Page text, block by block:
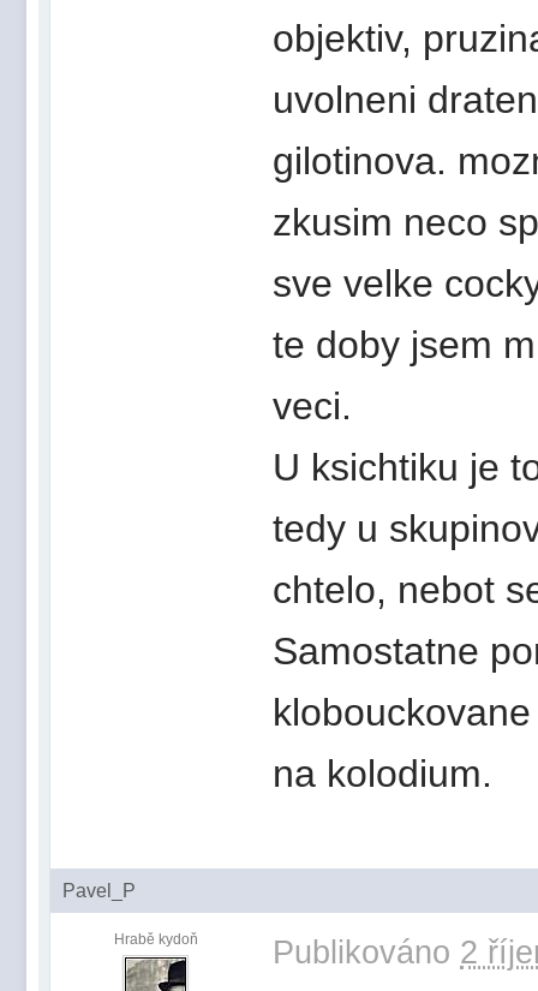
objektiv,
uvolneni
gilotinova.
zkusim neco
sve velke
te doby jsem
veci.
U ksichtiku je
tedy u
chtelo, nebot
Samostatne
na kolodium.
Pavel_P
Hrabě kydoň Publikováno 2